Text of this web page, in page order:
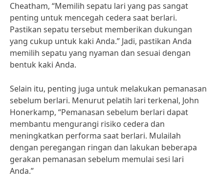
Cheatham, “Memilih sepatu lari yang pas sangat
penting untuk mencegah cedera saat berlari.
Pastikan sepatu tersebut memberikan dukungan
yang cukup untuk kaki Anda.” Jadi, pastikan Anda
memilih sepatu yang nyaman dan sesuai dengan
bentuk kaki Anda.
Selain itu, penting juga untuk melakukan pemanasan
sebelum berlari. Menurut pelatih lari terkenal, John
Honerkamp, “Pemanasan sebelum berlari dapat
membantu mengurangi risiko cedera dan
meningkatkan performa saat berlari. Mulailah
dengan peregangan ringan dan lakukan beberapa
gerakan pemanasan sebelum memulai sesi lari
Anda.”